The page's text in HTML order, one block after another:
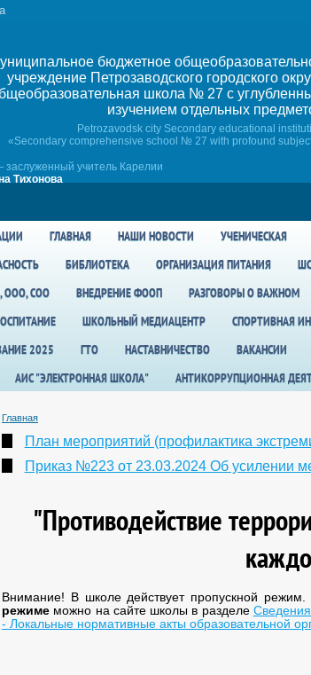
бюджетное
учреждение Петрозаводского городского
школа № 27 c
изучением отдельных
Petrozavodsk city Secondary educational
«Secondary comprehensive school № 27 with profound
учитель Карелии
Тихонова
ГЛАВНАЯ НАШИ НОВОСТИ УЧЕНИЧЕСКАЯ
БИБЛИОТЕКА ОРГАНИЗАЦИЯ ПИТАНИЯ
ООО, СОО
ВНЕДРЕНИЕ ФООП РАЗГОВОРЫ О ВАЖНОМ
ШКОЛЬНЫЙ МЕДИАЦЕНТР СПОРТИВНАЯ
2025
ГТО НАСТАВНИЧЕСТВО ВАКАНСИИ
АИС "ЭЛЕКТРОННАЯ ШКОЛА"
АНТИКОРРУПЦИОННАЯ
Главная
План мероприятий (профилактика
Приказ №223 от 23.03.2024 Об усилении
"Противодействие
Внимание! В школе действует пропускной режим.
режиме можно на сайте школы в разделе
- Локальные нормативные акты образовательной